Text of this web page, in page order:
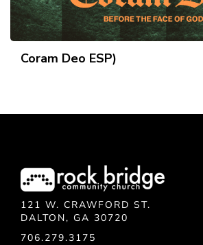
Coram Deo ESP)
121 W. CRAWFORD ST.
DALTON, GA 30720
706.279.3175